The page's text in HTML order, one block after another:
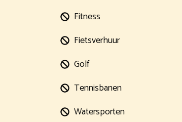
Fitness
Fietsverhuur
Golf
Tennisbanen
Watersporten